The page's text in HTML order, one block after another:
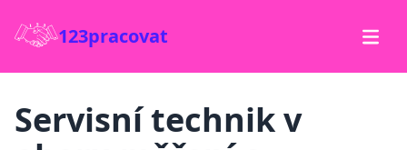
123pracovat
Servisní technik v